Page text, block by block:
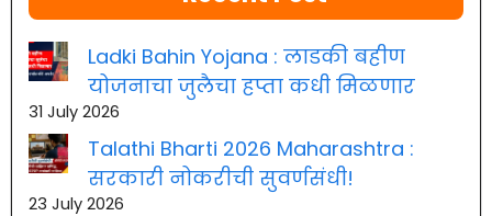
Ladki Bahin Yojana : लाडकी बहीण
योजनाचा जुलैचा हप्ता कधी मिळणार
31 July 2026
Talathi Bharti 2026 Maharashtra :
सरकारी नोकरीची सुवर्णसंधी!
23 July 2026